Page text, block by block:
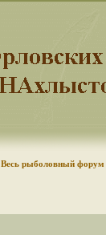
Весь рыболовный форум